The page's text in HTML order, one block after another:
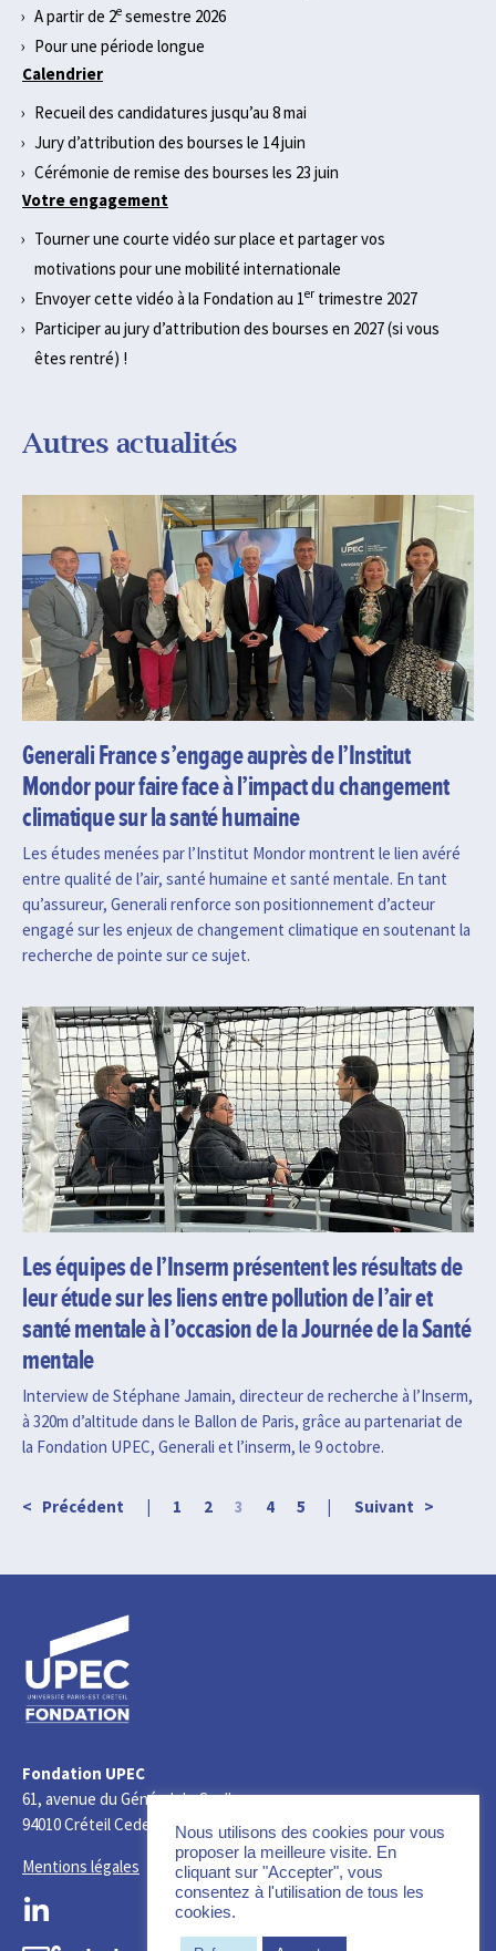
A partir de 2e semestre 2026
Pour une période longue
Calendrier
Recueil des candidatures jusqu’au 8 mai
Jury d’attribution des bourses le 14 juin
Cérémonie de remise des bourses les 23 juin
Votre engagement
Tourner une courte vidéo sur place et partager vos
motivations pour une mobilité internationale
Envoyer cette vidéo à la Fondation au 1er trimestre 2027
Participer au jury d’attribution des bourses en 2027 (si vous
êtes rentré) !
Autres actualités
Generali France s’engage auprès de l’Institut
Mondor pour faire face à l’impact du changement
climatique sur la santé humaine
Les études menées par l’Institut Mondor montrent le lien avéré
entre qualité de l’air, santé humaine et santé mentale. En tant
qu’assureur, Generali renforce son positionnement d’acteur
engagé sur les enjeux de changement climatique en soutenant la
recherche de pointe sur ce sujet.
Les équipes de l’Inserm présentent les résultats de
leur étude sur les liens entre pollution de l’air et
santé mentale à l’occasion de la Journée de la Santé
mentale
Interview de Stéphane Jamain, directeur de recherche à l’Inserm,
à 320m d’altitude dans le Ballon de Paris, grâce au partenariat de
la Fondation UPEC, Generali et l’inserm, le 9 octobre.
< Précédent | 1 2 3 4 5 | Suivant >
Fondation UPEC
61, avenue du Général de Gaulle
94010 Créteil Cedex France
Mentions légales
Nous utilisons des cookies pour vous
proposer la meilleure visite. En
cliquant sur "Accepter", vous
consentez à l'utilisation de tous les
cookies.